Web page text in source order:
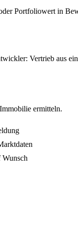
Portfoliowert in
Vertrieb aus
ermitteln.
Wunsch